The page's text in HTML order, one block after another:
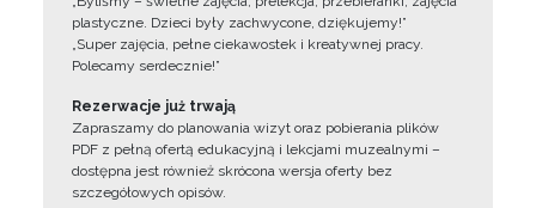
plastyczne. Dzieci były zachwycone, dziękujemy!”
„Super zajęcia, pełne ciekawostek i kreatywnej pracy.
Polecamy serdecznie!”
Rezerwacje już trwają
Zapraszamy do planowania wizyt oraz pobierania plików
PDF z pełną ofertą edukacyjną i lekcjami muzealnymi –
dostępna jest również skrócona wersja oferty bez
szczegółowych opisów.